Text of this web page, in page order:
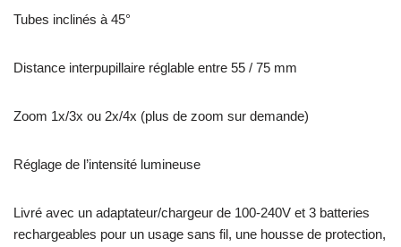
Tubes inclinés à 45°
Distance interpupillaire réglable entre 55 / 75 mm
Zoom 1x/3x ou 2x/4x (plus de zoom sur demande)
Réglage de l’intensité lumineuse
Livré avec un adaptateur/chargeur de 100-240V et 3 batteries
rechargeables pour un usage sans fil, une housse de protection,